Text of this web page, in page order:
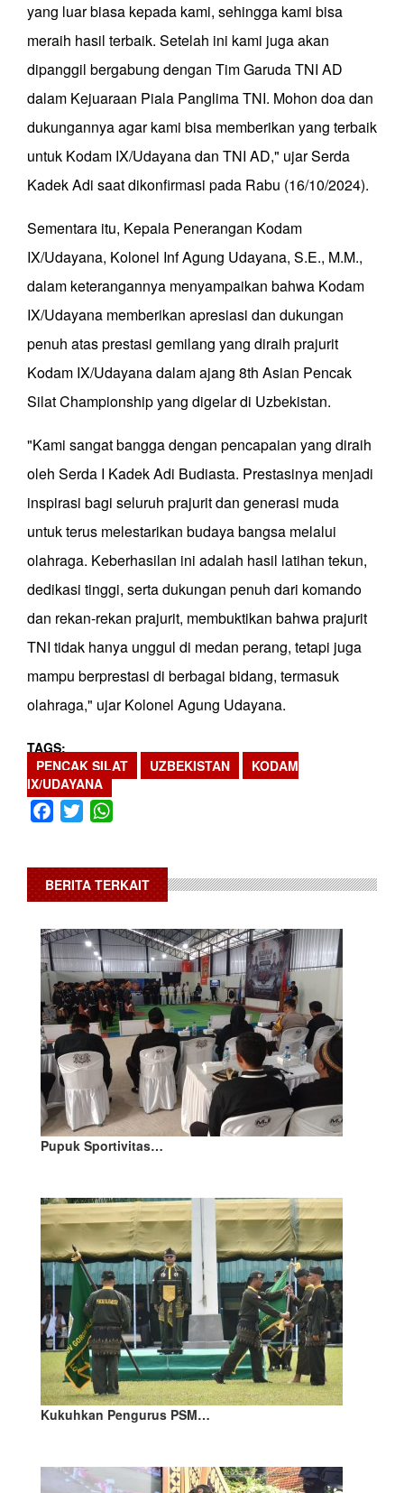
yang luar biasa kepada kami, sehingga kami bisa
meraih hasil terbaik. Setelah ini kami juga akan
dipanggil bergabung dengan Tim Garuda TNI AD
dalam Kejuaraan Piala Panglima TNI. Mohon doa dan
dukungannya agar kami bisa memberikan yang terbaik
untuk Kodam IX/Udayana dan TNI AD," ujar Serda
Kadek Adi saat dikonfirmasi pada Rabu (16/10/2024).
Sementara itu, Kepala Penerangan Kodam
IX/Udayana, Kolonel Inf Agung Udayana, S.E., M.M.,
dalam keterangannya menyampaikan bahwa Kodam
IX/Udayana memberikan apresiasi dan dukungan
penuh atas prestasi gemilang yang diraih prajurit
Kodam IX/Udayana dalam ajang 8th Asian Pencak
Silat Championship yang digelar di Uzbekistan.
"Kami sangat bangga dengan pencapaian yang diraih
oleh Serda I Kadek Adi Budiasta. Prestasinya menjadi
inspirasi bagi seluruh prajurit dan generasi muda
untuk terus melestarikan budaya bangsa melalui
olahraga. Keberhasilan ini adalah hasil latihan tekun,
dedikasi tinggi, serta dukungan penuh dari komando
dan rekan-rekan prajurit, membuktikan bahwa prajurit
TNI tidak hanya unggul di medan perang, tetapi juga
mampu berprestasi di berbagai bidang, termasuk
olahraga," ujar Kolonel Agung Udayana.
TAGS
PENCAK SILAT
UZBEKISTAN
KODAM
IX/UDAYANA
Facebook
Twitter
BERITA TERKAIT
Pupuk Sportivitas…
Kukuhkan Pengurus PSM…